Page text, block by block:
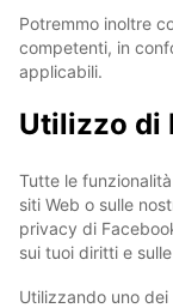
Potremmo inoltre
competenti, in
applicabili.
Utilizzo di
Tutte le
siti Web o sulle
privacy di
sui tuoi diritti e
Utilizzando uno